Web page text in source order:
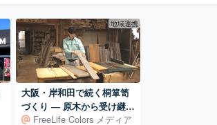
地域連携
大阪・岸和田で続く桐箪笥
づくり ― 原木から受け継ぐ
田中家具製作所の仕事
FreeLife Colors メディア